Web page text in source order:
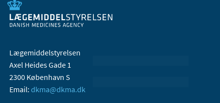
Lægemiddelstyrelsen
Axel Heides Gade 1
2300 København S
Email: dkma@dkma.dk